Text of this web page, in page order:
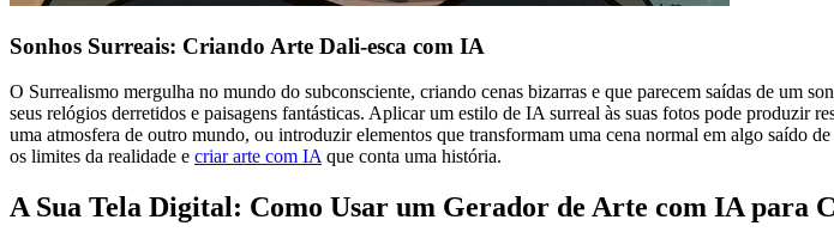
Sonhos Surreais: Criando Arte Dali-esca com IA
O Surrealismo mergulha no mundo do subconsciente, criando cenas bizarras e que parecem saídas de um
seus relógios derretidos e paisagens fantásticas. Aplicar um estilo de IA surreal às suas fotos pode produzir
uma atmosfera de outro mundo, ou introduzir elementos que transformam uma cena normal em algo saído
os limites da realidade e criar arte com IA que conta uma história.
A Sua Tela Digital: Como Usar um Gerador de Arte com IA para